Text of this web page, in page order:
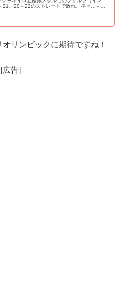
21、20－22のストレートで敗れ、準々… - 日
リンピックに期待ですね！
[広告]